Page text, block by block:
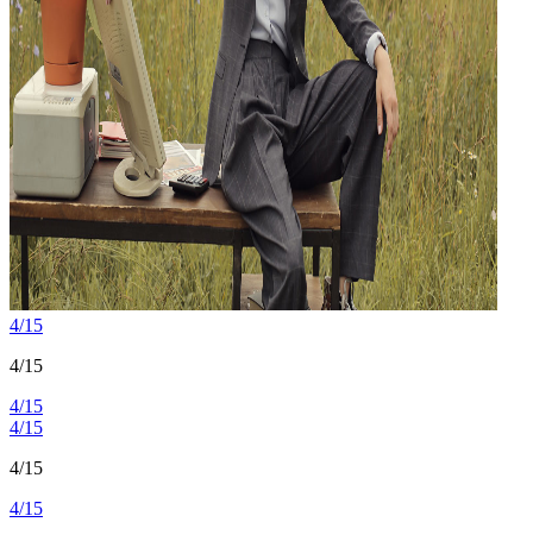
4/15
4/15
4/15
4/15
4/15
4/15